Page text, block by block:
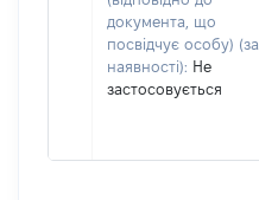
документа, що
посвідчує особу) (за
наявності): Не
застосовується